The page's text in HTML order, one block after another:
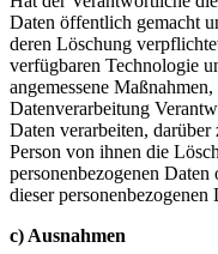
Daten öffentlich gemacht
deren Löschung
verfügbaren Technologie
angemessene
Datenverarbeitung
Daten verarbeiten,
Person von ihnen die
personenbezogenen
dieser personenbezogenen
c) Ausnahmen